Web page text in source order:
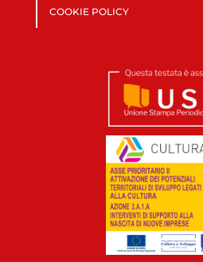
COOKIE POLICY